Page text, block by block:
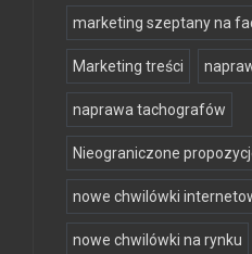
marketing szeptany na
Marketing treści
naprawa tachografów
Nieograniczone
nowe chwilówki
nowe chwilówki na rynku